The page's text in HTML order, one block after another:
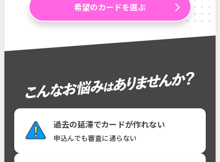
希望のカードを選ぶ
過去の延滞でカードが作れない
申込んでも審査に通らない